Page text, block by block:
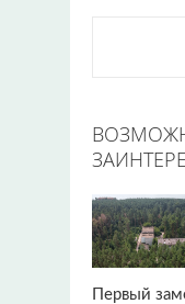
Первый